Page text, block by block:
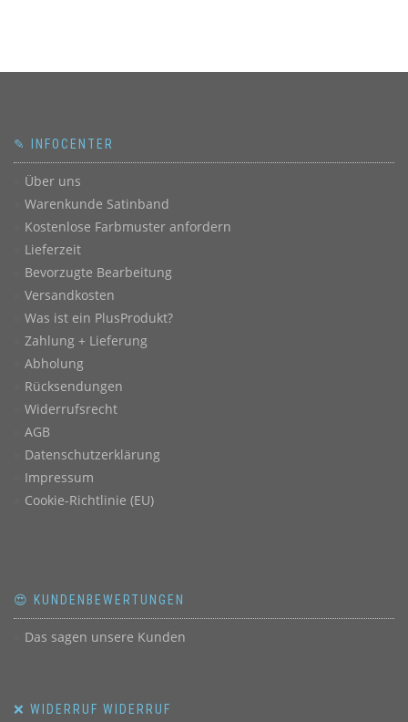
✎ INFOCENTER
Über uns
Warenkunde Satinband
Kostenlose Farbmuster anfordern
Lieferzeit
Bevorzugte Bearbeitung
Versandkosten
Was ist ein PlusProdukt?
Zahlung + Lieferung
Abholung
Rücksendungen
Widerrufsrecht
AGB
Datenschutzerklärung
Impressum
Cookie-Richtlinie (EU)
😍 KUNDENBEWERTUNGEN
Das sagen unsere Kunden
❌ WIDERRUF WIDERRUF